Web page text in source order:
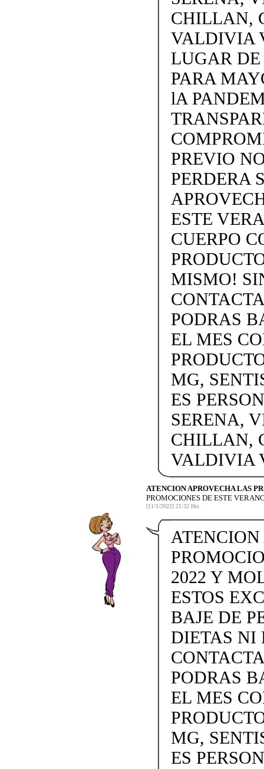
CHILLAN,
VALDIVIA
LUGAR
PARA
lA
PREVIO
PERDERA
ESTE
CUERPO
MISMO!
PODRAS
EL MES
MG,
ES
SERENA,
CHILLAN,
VALDIVIA
ATENCION APROVECHA LAS
PROMOCIONES DE ESTE
[11/1/2022] 21:32 Hrs.
2022 Y
ESTOS
BAJE DE
DIETAS NI
PODRAS
EL MES
MG,
ES